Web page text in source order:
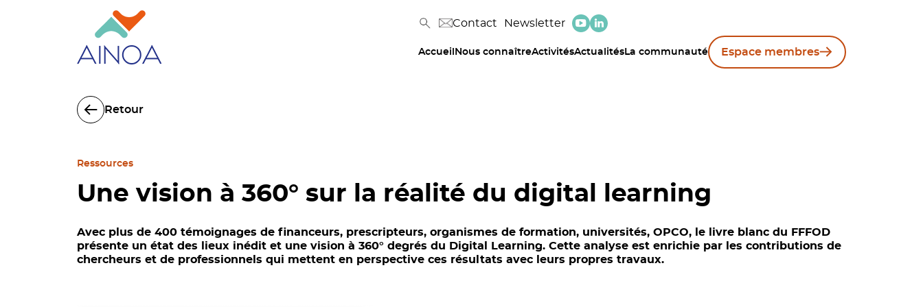
Contact Newsletter
Accueil Nous connaîtreActivitésActualités La communauté Espace membres
Retour
Ressources
Une vision à 360° sur la réalité du digital learning
Avec plus de 400 témoignages de financeurs, prescripteurs, organismes de formation, universités, OPCO, le livre blanc du FFFOD
présente un état des lieux inédit et une vision à 360° degrés du Digital Learning. Cette analyse est enrichie par les contributions de
chercheurs et de professionnels qui mettent en perspective ces résultats avec leurs propres travaux.